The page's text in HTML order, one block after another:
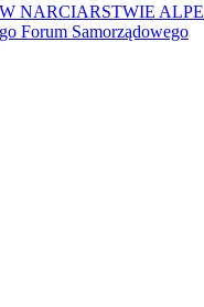
Forum Samorządowego